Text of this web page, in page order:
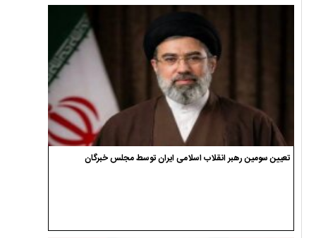
تعیین سومین رهبر انقلاب اسلامی ایران توسط مجلس خبرگان